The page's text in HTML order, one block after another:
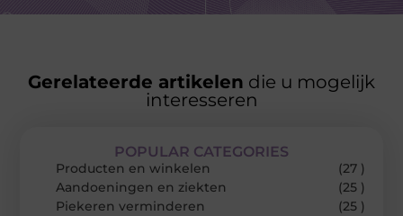
Gerelateerde artikelen die u mogelijk
interesseren
POPULAR CATEGORIES
Producten en winkelen
(27 )
Aandoeningen en ziekten
(25 )
Piekeren verminderen
(25 )